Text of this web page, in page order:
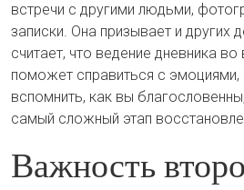
встречи с другими людьми,
записки. Она призывает и других
считает, что ведение дневника во
поможет справиться с эмоциями,
вспомнить, как вы
самый сложный этап
Важность